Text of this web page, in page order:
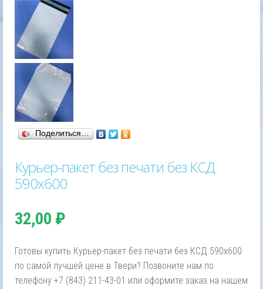
Поделиться…
Курьер-пакет без печати без КСД
590х600
32,00 ₽
Готовы купить Курьер-пакет без печати без КСД 590х600
по самой лучшей цене в Твери? Позвоните нам по
телефону +7 (843) 211-43-01 или оформите заказ на нашем